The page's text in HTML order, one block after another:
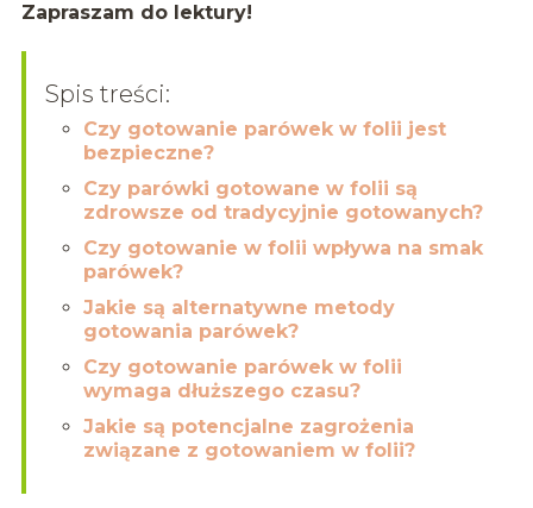
Zapraszam do lektury!
Spis treści:
Czy gotowanie parówek w folii jest
bezpieczne?
Czy parówki gotowane w folii są
zdrowsze od tradycyjnie gotowanych?
Czy gotowanie w folii wpływa na smak
parówek?
Jakie są alternatywne metody
gotowania parówek?
Czy gotowanie parówek w folii
wymaga dłuższego czasu?
Jakie są potencjalne zagrożenia
związane z gotowaniem w folii?